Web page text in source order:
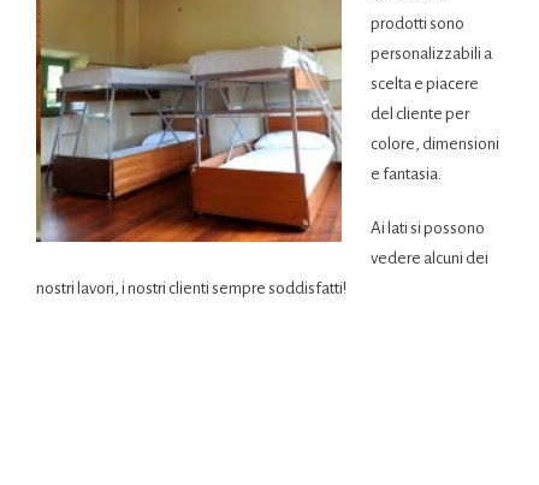
prodotti sono
personalizzabili a
scelta e piacere
del cliente per
colore, dimensioni
e fantasia.
Ai lati si possono
vedere alcuni dei
nostri lavori, i nostri clienti sempre soddisfatti!